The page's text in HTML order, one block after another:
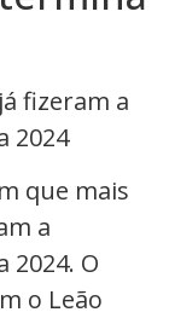
que mais
a
2024. O
o Leão